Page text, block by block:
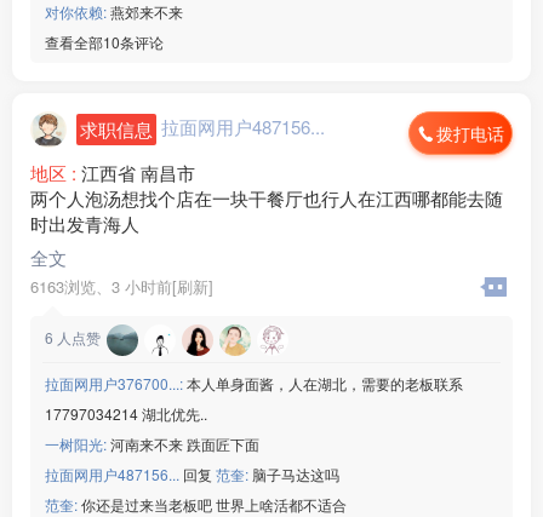
对你依赖:燕郊来不来
查看全部10条评论
求职信息 拉面网用户487156... 拨打电话
地区 : 江西省 南昌市
两个人泡汤想找个店在一块干餐厅也行人在江西哪都能去随
时出发青海人
全文
6163浏览、 3 小时前[刷新]
6 人点赞
拉面网用户376700...:本人单身面酱，人在湖北，需要的老板联系
17797034214 湖北优先..
一树阳光:河南来不来 跌面匠下面
拉面网用户487156... 回复 范奎: 脑子马达这吗
范奎:你还是过来当老板吧 世界上啥活都不适合